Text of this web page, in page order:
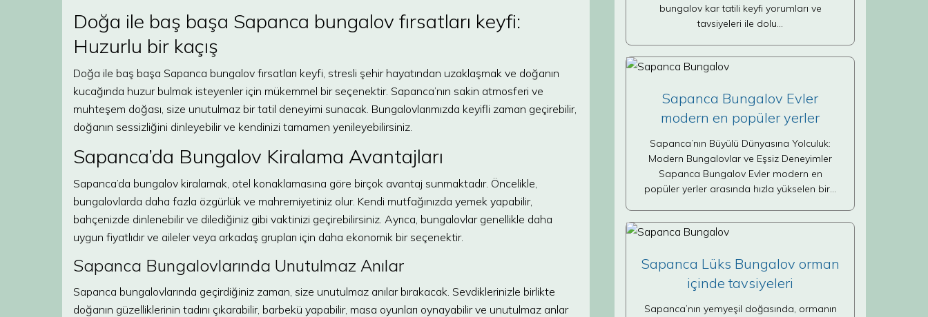
Doğa ile baş başa Sapanca bungalov fırsatları keyfi:
Huzurlu bir kaçış
Doğa ile baş başa Sapanca bungalov fırsatları keyfi, stresli şehir hayatından uzaklaşmak ve doğanın
kucağında huzur bulmak isteyenler için mükemmel bir seçenektir. Sapanca’nın sakin atmosferi ve
muhteşem doğası, size unutulmaz bir tatil deneyimi sunacak. Bungalovlarımızda keyifli zaman geçirebilir,
doğanın sessizliğini dinleyebilir ve kendinizi tamamen yenileyebilirsiniz.
Sapanca’da Bungalov Kiralama Avantajları
Sapanca’da bungalov kiralamak, otel konaklamasına göre birçok avantaj sunmaktadır. Öncelikle,
bungalovlarda daha fazla özgürlük ve mahremiyetiniz olur. Kendi mutfağınızda yemek yapabilir,
bahçenizde dinlenebilir ve dilediğiniz gibi vaktinizi geçirebilirsiniz. Ayrıca, bungalovlar genellikle daha
uygun fiyatlıdır ve aileler veya arkadaş grupları için daha ekonomik bir seçenektir.
Sapanca Bungalovlarında Unutulmaz Anılar
Sapanca bungalovlarında geçirdiğiniz zaman, size unutulmaz anılar bırakacak. Sevdiklerinizle birlikte
doğanın güzelliklerinin tadını çıkarabilir, barbekü yapabilir, masa oyunları oynayabilir ve unutulmaz anlar
bungalov kar tatili keyfi yorumları ve
tavsiyeleri ile dolu…
Sapanca Bungalov Evler
modern en popüler yerler
Sapanca’nın Büyülü Dünyasına Yolculuk:
Modern Bungalovlar ve Eşsiz Deneyimler
Sapanca Bungalov Evler modern en
popüler yerler arasında hızla yükselen bir…
Sapanca Lüks Bungalov orman
içinde tavsiyeleri
Sapanca’nın yemyeşil doğasında, ormanın